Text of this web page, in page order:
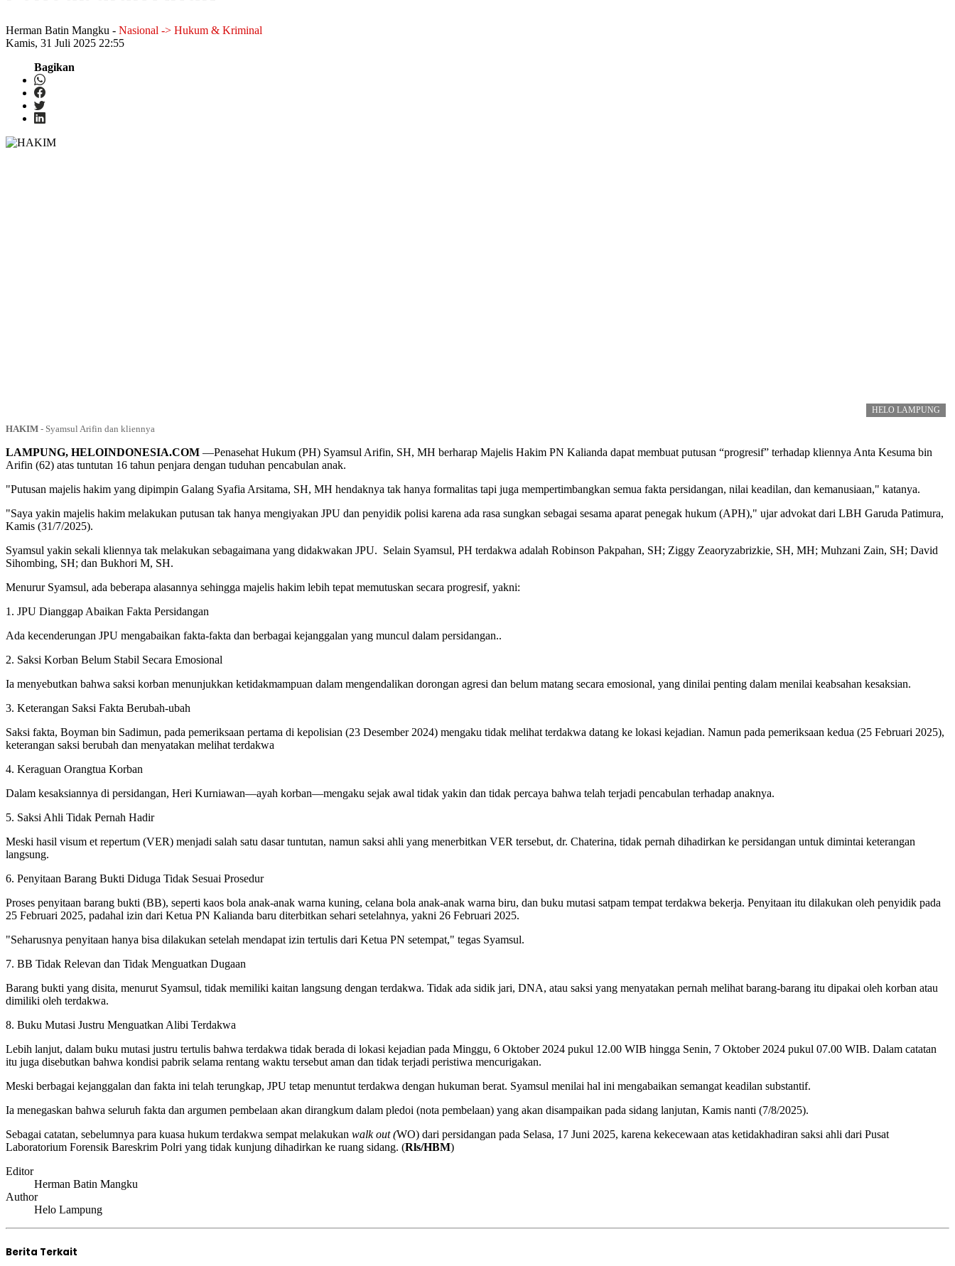
Herman Batin Mangku - Nasional -> Hukum & Kriminal
Kamis, 31 Juli 2025 22:55
Bagikan
HELO LAMPUNG
HAKIM - Syamsul Arifin dan kliennya
LAMPUNG, HELOINDONESIA.COM —Penasehat Hukum (PH) Syamsul Arifin, SH, MH berharap Majelis Hakim PN Kalianda dapat membuat putusan “progresif” terhadap kliennya Anta Kesuma bin
Arifin (62) atas tuntutan 16 tahun penjara dengan tuduhan pencabulan anak.
"Putusan majelis hakim yang dipimpin Galang Syafia Arsitama, SH, MH hendaknya tak hanya formalitas tapi juga mempertimbangkan semua fakta persidangan, nilai keadilan, dan kemanusiaan," katanya.
"Saya yakin majelis hakim melakukan putusan tak hanya mengiyakan JPU dan penyidik polisi karena ada rasa sungkan sebagai sesama aparat penegak hukum (APH)," ujar advokat dari LBH Garuda Patimura,
Kamis (31/7/2025).
Syamsul yakin sekali kliennya tak melakukan sebagaimana yang didakwakan JPU. Selain Syamsul, PH terdakwa adalah Robinson Pakpahan, SH; Ziggy Zeaoryzabrizkie, SH, MH; Muhzani Zain, SH; David
Sihombing, SH; dan Bukhori M, SH.
Menurur Syamsul, ada beberapa alasannya sehingga majelis hakim lebih tepat memutuskan secara progresif, yakni:
1. JPU Dianggap Abaikan Fakta Persidangan
Ada kecenderungan JPU mengabaikan fakta-fakta dan berbagai kejanggalan yang muncul dalam persidangan..
2. Saksi Korban Belum Stabil Secara Emosional
Ia menyebutkan bahwa saksi korban menunjukkan ketidakmampuan dalam mengendalikan dorongan agresi dan belum matang secara emosional, yang dinilai penting dalam menilai keabsahan kesaksian.
3. Keterangan Saksi Fakta Berubah-ubah
Saksi fakta, Boyman bin Sadimun, pada pemeriksaan pertama di kepolisian (23 Desember 2024) mengaku tidak melihat terdakwa datang ke lokasi kejadian. Namun pada pemeriksaan kedua (25 Februari 2025),
keterangan saksi berubah dan menyatakan melihat terdakwa
4. Keraguan Orangtua Korban
Dalam kesaksiannya di persidangan, Heri Kurniawan—ayah korban—mengaku sejak awal tidak yakin dan tidak percaya bahwa telah terjadi pencabulan terhadap anaknya.
5. Saksi Ahli Tidak Pernah Hadir
Meski hasil visum et repertum (VER) menjadi salah satu dasar tuntutan, namun saksi ahli yang menerbitkan VER tersebut, dr. Chaterina, tidak pernah dihadirkan ke persidangan untuk dimintai keterangan
langsung.
6. Penyitaan Barang Bukti Diduga Tidak Sesuai Prosedur
Proses penyitaan barang bukti (BB), seperti kaos bola anak-anak warna kuning, celana bola anak-anak warna biru, dan buku mutasi satpam tempat terdakwa bekerja. Penyitaan itu dilakukan oleh penyidik pada
25 Februari 2025, padahal izin dari Ketua PN Kalianda baru diterbitkan sehari setelahnya, yakni 26 Februari 2025.
"Seharusnya penyitaan hanya bisa dilakukan setelah mendapat izin tertulis dari Ketua PN setempat," tegas Syamsul.
7. BB Tidak Relevan dan Tidak Menguatkan Dugaan
Barang bukti yang disita, menurut Syamsul, tidak memiliki kaitan langsung dengan terdakwa. Tidak ada sidik jari, DNA, atau saksi yang menyatakan pernah melihat barang-barang itu dipakai oleh korban atau
dimiliki oleh terdakwa.
8. Buku Mutasi Justru Menguatkan Alibi Terdakwa
Lebih lanjut, dalam buku mutasi justru tertulis bahwa terdakwa tidak berada di lokasi kejadian pada Minggu, 6 Oktober 2024 pukul 12.00 WIB hingga Senin, 7 Oktober 2024 pukul 07.00 WIB. Dalam catatan
itu juga disebutkan bahwa kondisi pabrik selama rentang waktu tersebut aman dan tidak terjadi peristiwa mencurigakan.
Meski berbagai kejanggalan dan fakta ini telah terungkap, JPU tetap menuntut terdakwa dengan hukuman berat. Syamsul menilai hal ini mengabaikan semangat keadilan substantif.
Ia menegaskan bahwa seluruh fakta dan argumen pembelaan akan dirangkum dalam pledoi (nota pembelaan) yang akan disampaikan pada sidang lanjutan, Kamis nanti (7/8/2025).
Sebagai catatan, sebelumnya para kuasa hukum terdakwa sempat melakukan walk out (WO) dari persidangan pada Selasa, 17 Juni 2025, karena kekecewaan atas ketidakhadiran saksi ahli dari Pusat
Laboratorium Forensik Bareskrim Polri yang tidak kunjung dihadirkan ke ruang sidang. (Rls/HBM)
Editor
Herman Batin Mangku
Author
Helo Lampung
Berita Terkait